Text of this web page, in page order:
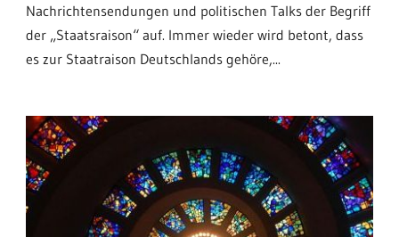
Nachrichtensendungen und politischen Talks der Begriff
der „Staatsraison“ auf. Immer wieder wird betont, dass
es zur Staatraison Deutschlands gehöre,...